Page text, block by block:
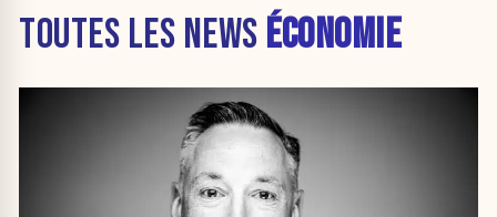
TOUTES LES NEWS ÉCONOMIE